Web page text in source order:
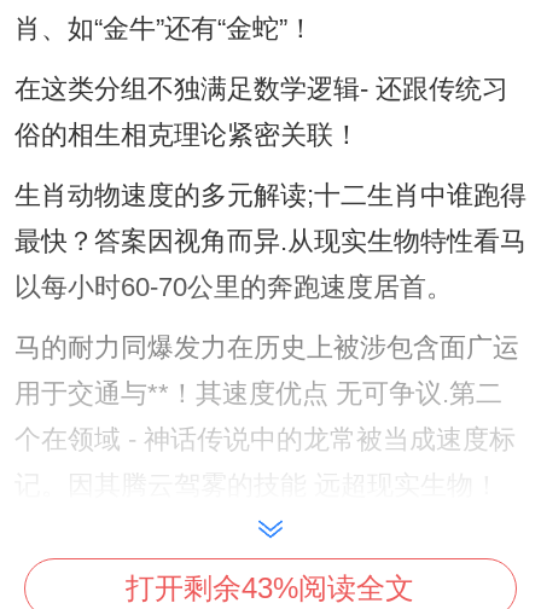
肖、如“金牛”还有“金蛇”！
在这类分组不独满足数学逻辑- 还跟传统习
俗的相生相克理论紧密关联！
生肖动物速度的多元解读;十二生肖中谁跑得
最快？答案因视角而异.从现实生物特性看马
以每小时60-70公里的奔跑速度居首。
马的耐力同爆发力在历史上被涉包含面广运
用于交通与**！其速度优点 无可争议.第二
个在领域 - 神话传说中的龙常被当成速度标
把大家可能不知道 化寓意层面;鼠因“生肖赛
跑夺冠”的传说被赋予“敏捷智慧”的标签.故事
打开剩余43%阅读全文